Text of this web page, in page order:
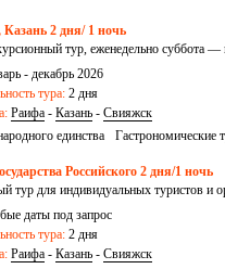
2 дня/ 1 ночь
тур, еженедельно суббота —
- декабрь 2026
тура: 2 дня
Раифа - Казань - Свияжск
единства Гастрономические
Российского 2 дня/1 ночь
тур для индивидуальных туристов и
даты под запрос
тура: 2 дня
Раифа - Казань - Свияжск